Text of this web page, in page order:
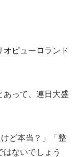
オピューロランド
あって、連日大盛
ど本当？」「整
ないでしょう